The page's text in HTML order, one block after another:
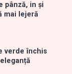
pânză, in și
mai lejeră
verde închis